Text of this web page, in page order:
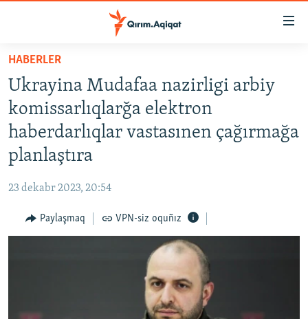
Esas
qaytmaq
Baş
navigatsiyağa
qaytmaq
Qıdıruvğa
HABERLER
SİYASET
İQTİSADİYAT
CEMİYET
İNSAN AQLARI
VİDEO
HABERLER
Ukrayina Mudafaa nazirligi arbiy
komissarlıqlarğa elektron
haberdarlıqlar vastasınen çağırmağa
planlaştıra
23 dekabr 2023, 20:54
Paylaşmaq VPN-siz oquñız